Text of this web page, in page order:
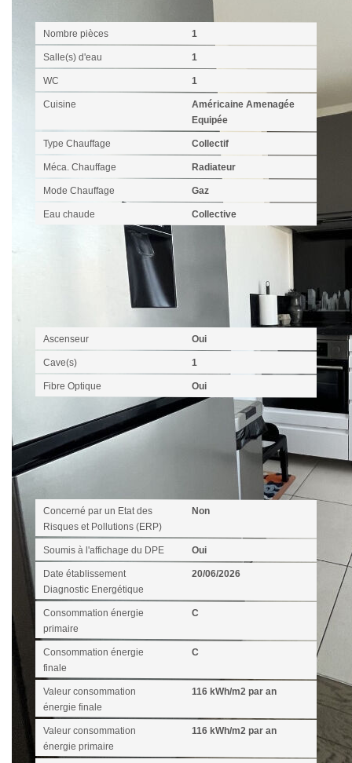
Nombre pièces 1
Salle(s) d'eau 1
WC 1
Cuisine
Américaine Amenagée
Equipée
Type Chauffage Collectif
Méca. Chauffage Radiateur
Mode Chauffage Gaz
Eau chaude Collective
Ascenseur Oui
Cave(s) 1
Fibre Optique Oui
Concerné par un Etat des
Risques et Pollutions (ERP)
Non
Soumis à l'affichage du DPE Oui
Date établissement
Diagnostic Energétique
20/06/2026
Consommation énergie
primaire
C
Consommation énergie
finale
C
Valeur consommation
énergie finale
116 kWh/m2 par an
Valeur consommation
énergie primaire
116 kWh/m2 par an